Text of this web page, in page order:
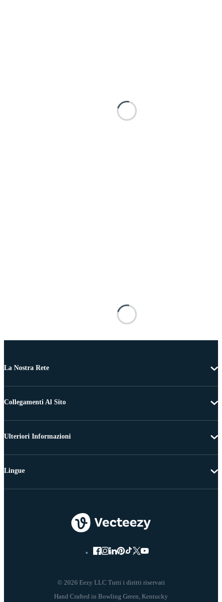
La Nostra Rete
Collegamenti Al Sito
Ulteriori Informazioni
© 2026 Eezy LLC Tutti i diritti riservati
Lingue